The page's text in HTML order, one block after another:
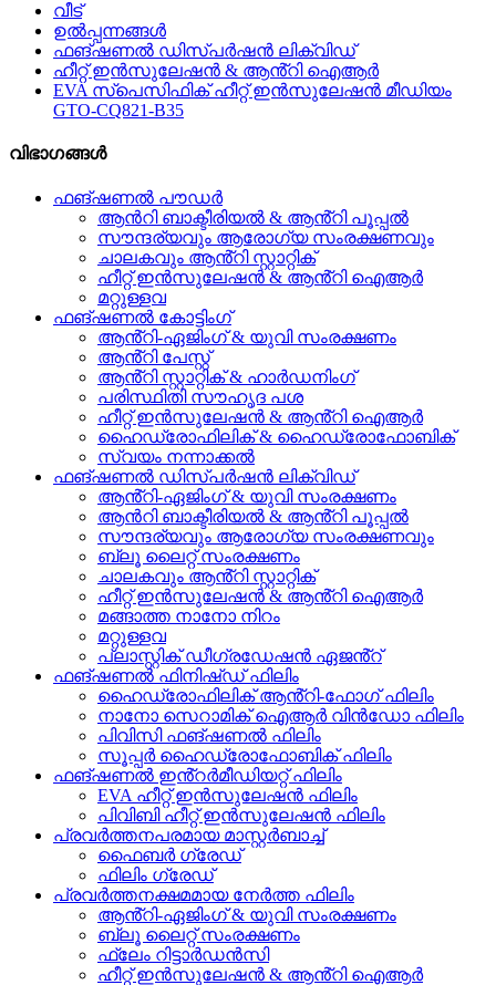
വീട്
ഉൽപ്പന്നങ്ങൾ
ഫങ്ഷണൽ ഡിസ്പർഷൻ ലിക്വിഡ്
ഹീറ്റ് ഇൻസുലേഷൻ & ആൻ്റി ഐആർ
EVA സ്പെസിഫിക് ഹീറ്റ് ഇൻസുലേഷൻ മീഡിയം
GTO-CQ821-B35
വിഭാഗങ്ങൾ
ഫങ്ഷണൽ പൗഡർ
ആൻറി ബാക്ടീരിയൽ & ആൻ്റി പൂപ്പൽ
സൗന്ദര്യവും ആരോഗ്യ സംരക്ഷണവും
ചാലകവും ആൻ്റി സ്റ്റാറ്റിക്
ഹീറ്റ് ഇൻസുലേഷൻ & ആൻ്റി ഐആർ
മറ്റുള്ളവ
ഫങ്ഷണൽ കോട്ടിംഗ്
ആൻ്റി-ഏജിംഗ് & യുവി സംരക്ഷണം
ആൻ്റി പേസ്റ്റ്
ആൻ്റി സ്റ്റാറ്റിക് & ഹാർഡനിംഗ്
പരിസ്ഥിതി സൗഹൃദ പശ
ഹീറ്റ് ഇൻസുലേഷൻ & ആൻ്റി ഐആർ
ഹൈഡ്രോഫിലിക് & ഹൈഡ്രോഫോബിക്
സ്വയം നന്നാക്കൽ
ഫങ്ഷണൽ ഡിസ്പർഷൻ ലിക്വിഡ്
ആൻ്റി-ഏജിംഗ് & യുവി സംരക്ഷണം
ആൻറി ബാക്ടീരിയൽ & ആൻ്റി പൂപ്പൽ
സൗന്ദര്യവും ആരോഗ്യ സംരക്ഷണവും
ബ്ലൂ ലൈറ്റ് സംരക്ഷണം
ചാലകവും ആൻ്റി സ്റ്റാറ്റിക്
ഹീറ്റ് ഇൻസുലേഷൻ & ആൻ്റി ഐആർ
മങ്ങാത്ത നാനോ നിറം
മറ്റുള്ളവ
പ്ലാസ്റ്റിക് ഡീഗ്രഡേഷൻ ഏജൻ്റ്
ഫങ്ഷണൽ ഫിനിഷ്ഡ് ഫിലിം
ഹൈഡ്രോഫിലിക് ആൻ്റി-ഫോഗ് ഫിലിം
നാനോ സെറാമിക് ഐആർ വിൻഡോ ഫിലിം
പിവിസി ഫങ്ഷണൽ ഫിലിം
സൂപ്പർ ഹൈഡ്രോഫോബിക് ഫിലിം
ഫങ്ഷണൽ ഇൻ്റർമീഡിയറ്റ് ഫിലിം
EVA ഹീറ്റ് ഇൻസുലേഷൻ ഫിലിം
പിവിബി ഹീറ്റ് ഇൻസുലേഷൻ ഫിലിം
പ്രവർത്തനപരമായ മാസ്റ്റർബാച്ച്
ഫൈബർ ഗ്രേഡ്
ഫിലിം ഗ്രേഡ്
പ്രവർത്തനക്ഷമമായ നേർത്ത ഫിലിം
ആൻ്റി-ഏജിംഗ് & യുവി സംരക്ഷണം
ബ്ലൂ ലൈറ്റ് സംരക്ഷണം
ഫ്ലേം റിട്ടാർഡൻസി
ഹീറ്റ് ഇൻസുലേഷൻ & ആൻ്റി ഐആർ